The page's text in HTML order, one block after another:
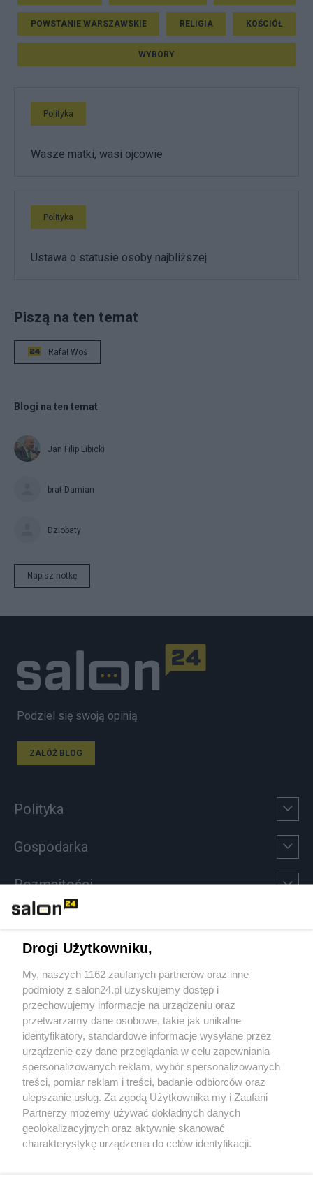
POWSTANIE WARSZAWSKIE RELIGIA KOŚCIÓŁ
WYBORY
Polityka
Wasze matki, wasi ojcowie
Polityka
Ustawa o statusie osoby najbliższej
Piszą na ten temat
Rafał Woś
Blogi na ten temat
Jan Filip Libicki
brat Damian
Dziobaty
Napisz notkę
Podziel się swoją opinią
ZAŁÓŻ BLOG
Polityka
Gospodarka
Rozmaitości
Sport
Społeczeństwo
Kultura
X Facebook Instagram Youtube
Drogi Użytkowniku,
My, naszych 1162 zaufanych partnerów oraz inne
podmioty z salon24.pl uzyskujemy dostęp i
przechowujemy informacje na urządzeniu oraz
przetwarzamy dane osobowe, takie jak unikalne
identyfikatory, standardowe informacje wysyłane przez
urządzenie czy dane przeglądania w celu zapewniania
spersonalizowanych reklam, wybór spersonalizowanych
treści, pomiar reklam i treści, badanie odbiorców oraz
ulepszanie usług. Za zgodą Użytkownika my i Zaufani
Partnerzy możemy używać dokładnych danych
geolokalizacyjnych oraz aktywnie skanować
charakterystykę urządzenia do celów identyfikacji.